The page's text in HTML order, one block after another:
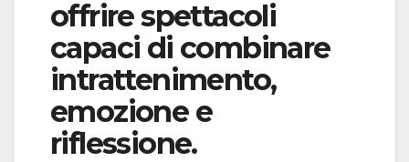
offrire spettacoli
capaci di combinare
intrattenimento,
emozione e
riflessione.